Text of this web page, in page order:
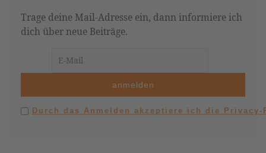
Trage deine Mail-Adresse ein, dann informiere ich
dich über neue Beiträge.
Durch das Anmelden akzeptiere ich die Privacy-